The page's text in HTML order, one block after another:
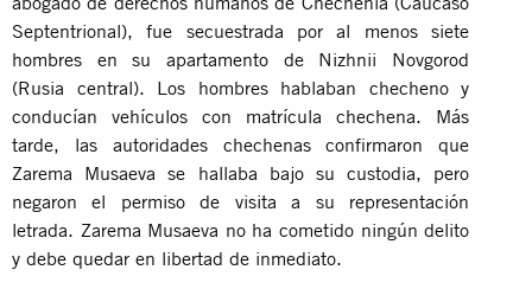
Septentrional), fue secuestrada por al menos siete
hombres en su apartamento de Nizhnii Novgorod
(Rusia central). Los hombres hablaban checheno y
conducían vehículos con matrícula chechena. Más
tarde, las autoridades chechenas confirmaron que
Zarema Musaeva se hallaba bajo su custodia, pero
negaron el permiso de visita a su representación
letrada. Zarema Musaeva no ha cometido ningún delito
y debe quedar en libertad de inmediato.